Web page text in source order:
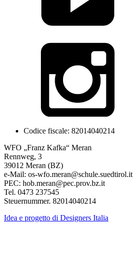
Codice fiscale: 82014040214
WFO „Franz Kafka“ Meran
Rennweg, 3
39012 Meran (BZ)
e-Mail: os-wfo.meran@schule.suedtirol.it
PEC: hob.meran@pec.prov.bz.it
Tel. 0473 237545
Steuernummer. 82014040214
Idea e progetto di Designers Italia